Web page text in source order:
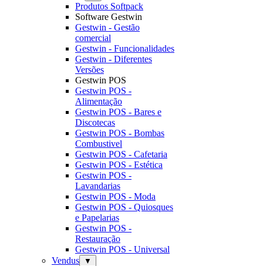
Produtos Softpack
Software Gestwin
Gestwin - Gestão
comercial
Gestwin - Funcionalidades
Gestwin - Diferentes
Versões
Gestwin POS
Gestwin POS -
Alimentação
Gestwin POS - Bares e
Discotecas
Gestwin POS - Bombas
Combustivel
Gestwin POS - Cafetaria
Gestwin POS - Estética
Gestwin POS -
Lavandarias
Gestwin POS - Moda
Gestwin POS - Quiosques
e Papelarias
Gestwin POS -
Restauração
Gestwin POS - Universal
Vendus
▼